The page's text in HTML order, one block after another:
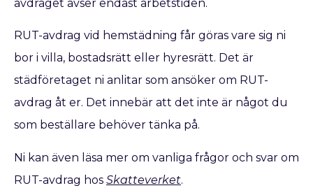
avdraget avser endast arbetstiden.
RUT-avdrag vid hemstädning får göras vare sig ni
bor i villa, bostadsrätt eller hyresrätt. Det är
städföretaget ni anlitar som ansöker om RUT-
avdrag åt er. Det innebär att det inte är något du
som beställare behöver tänka på.
Ni kan även läsa mer om vanliga frågor och svar om
RUT-avdrag hos Skatteverket.